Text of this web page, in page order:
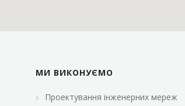
МИ ВИКОНУЄМО
Проектування інженерних мереж